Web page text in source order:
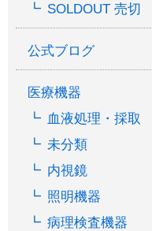
SOLDOUT 売切
公式ブログ
医療機器
血液処理・採取
未分類
内視鏡
照明機器
病理検査機器